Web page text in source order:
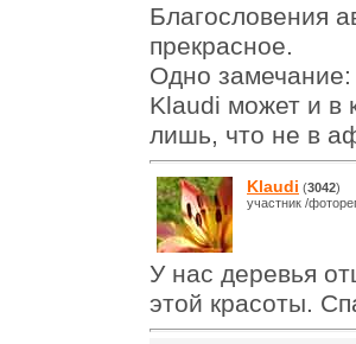
Благословения
прекрасное.
Одно
Klaudi может и в
лишь, что не в
Klaudi (3042)
участник /
У нас деревья
этой красоты.